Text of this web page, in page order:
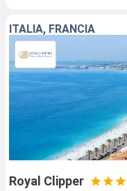
ITALIA, FRANCIA
Royal Clipper